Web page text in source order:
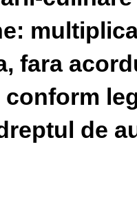
fara
de